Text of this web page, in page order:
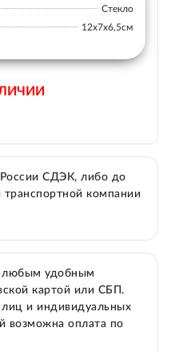
Стекло
12х7х6,5см
СДЭК, либо до
транспортной компании
любым удобным
картой или СБП.
и индивидуальных
возможна оплата по